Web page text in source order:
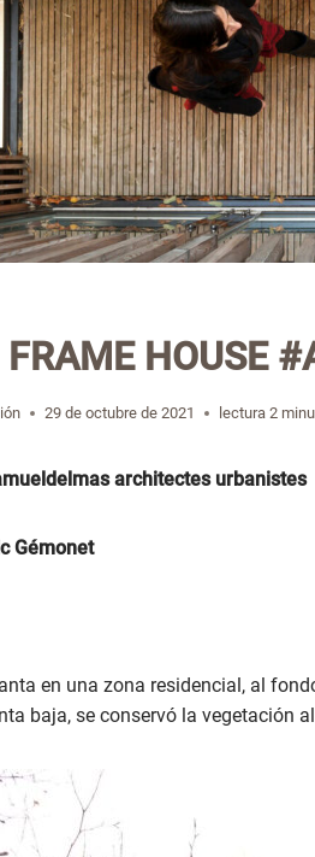
FRAME HOUSE
29 de octubre de 2021 lectura 2
architectes urbanistes
Gémonet
en una zona residencial, al
baja, se conservó la vegetación